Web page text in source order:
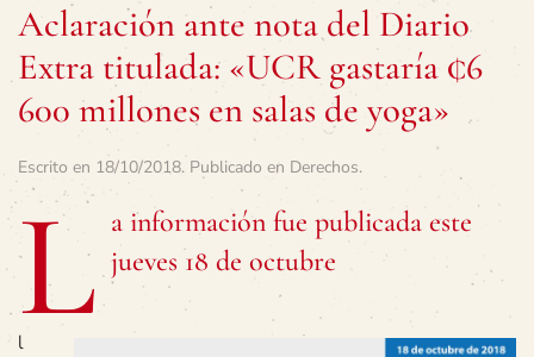
Aclaración ante nota del Diario
Extra titulada: «UCR gastaría ¢6
600 millones en salas de yoga»
Escrito en 18/10/2018. Publicado en Derechos.
L a información fue publicada este
jueves 18 de octubre
l